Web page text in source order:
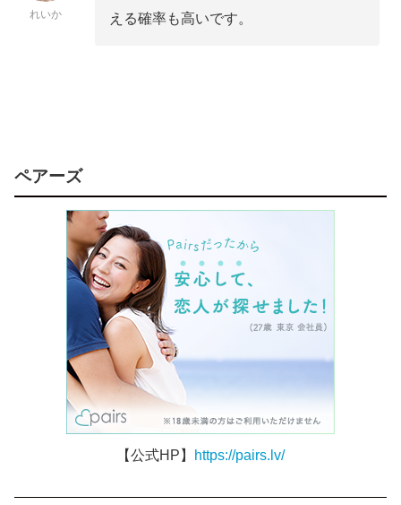
れいか える確率も高いです。
ペアーズ
【公式HP】 https://pairs.lv/